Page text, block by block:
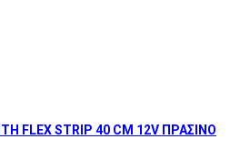
FLEX STRIP 40 CM 12V ΠΡΑΣΙΝΟ